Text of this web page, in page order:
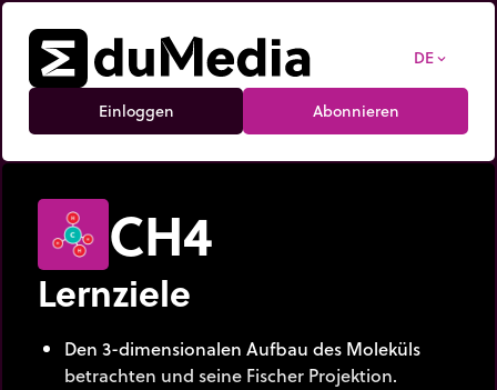
DE expand_more
Einloggen Abonnieren
CH4
Lernziele
Den 3-dimensionalen Aufbau des Moleküls
betrachten und seine Fischer Projektion.